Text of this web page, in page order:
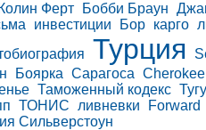
Колин Ферт Бобби Браун
инвестиции Бор карго
Турция
Боярка Сарагоса Cherokee
Таможенный кодекс
ТОНИС ливневки Forward
Сильверстоун